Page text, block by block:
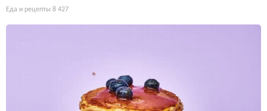
Еда и рецепты 8 427